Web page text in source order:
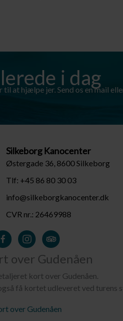
i dag
at hjælpe jer. Send os en mail
Silkeborg Kanocenter
Østergade 36, 8600 Silkeborg
Tlf: +45 86 80 30 03
info@silkeborgkanocenter.dk
CVR nr.: 26469988
over Gudenåen
kort over Gudenåen.
få kortet udleveret ved turens
over Gudenåen